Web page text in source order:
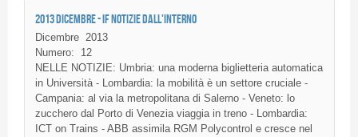
2013 DICEMBRE - IF NOTIZIE DALL'INTERNO
Dicembre 2013
Numero:
12
NELLE NOTIZIE: Umbria: una moderna biglietteria automatica
in Università - Lombardia: la mobilità è un settore cruciale -
Campania: al via la metropolitana di Salerno - Veneto: lo
zucchero dal Porto di Venezia viaggia in treno - Lombardia:
ICT on Trains - ABB assimila RGM Polycontrol e cresce nel